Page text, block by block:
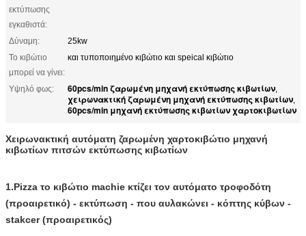
εκτύπωσης
εγκαθιστά:
Δύναμη:
25kw
Το κιβώτιο
μπορεί να γίνει:
και τυποποιημένο κιβώτιο και speical κιβώτιο
Υψηλό φως: 60pcs/min ζαρωμένη μηχανή εκτύπωσης κιβωτίων,
χειρωνακτική ζαρωμένη μηχανή εκτύπωσης κιβωτίων,
60pcs/min μηχανή εκτύπωσης κιβωτίων χαρτοκιβωτίων
Χειρωνακτική αυτόματη ζαρωμένη χαρτοκιβώτιο μηχανή
κιβωτίων πιτσών εκτύπωσης κιβωτίων
1.Pizza το κιβώτιο machie κτίζει τον αυτόματο τροφοδότη
(προαιρετικό) - εκτύπωση - που αυλακώνει - κόπτης κύβων -
stakcer (προαιρετικός)